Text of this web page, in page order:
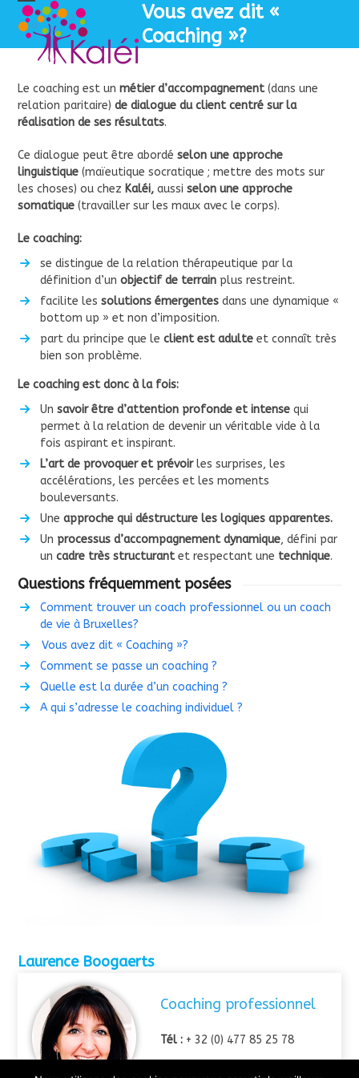
content
Open
mobile
menu
Close
mobile
menu
Vous avez dit «
Coaching »?
Le coaching est unmétier d’accompagnement(dans une
relation paritaire)de dialogue du client centré sur la
réalisation de ses résultats.
Ce dialogue peut être abordéselon une approche
linguistique (maïeutique socratique ; mettre des mots sur
les choses) ou chez Kaléi, aussiselon une approche
somatique (travailler sur les maux avec le corps).
Le coaching:
se distingue de la relation thérapeutique par la
définition d’un objectif de terrainplus restreint.
facilite les solutions émergentesdans une dynamique «
bottom up » et non d’imposition.
part du principe que le client est adulteet connaît très
bien son problème.
Le coaching est donc à la fois:
Un savoir être d’attention profonde et intensequi
permet à la relation de devenir un véritable vide à la
fois aspirant et inspirant.
L’art de provoquer et prévoirles surprises, les
accélérations, les percées et les moments
bouleversants.
Une approche qui déstructure les logiques apparentes.
Un processus d’accompagnement dynamique, défini par
un cadre très structurantet respectant une technique.
Questions fréquemment posées
Comment trouver un coach professionnel ou un coach
de vie à Bruxelles?
Vous avez dit « Coaching »?
Comment se passe un coaching ?
Quelle est la durée d’un coaching ?
A qui s’adresse le coaching individuel ?
Laurence Boogaerts
Coaching professionnel
Tél : + 32 (0) 477 85 25 78